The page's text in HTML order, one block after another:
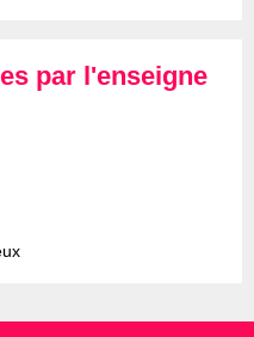
par l'enseigne